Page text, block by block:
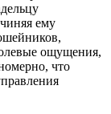
ему
ощущения,
что